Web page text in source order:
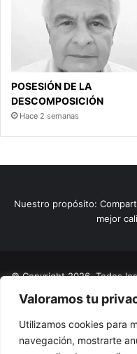
Valoramos tu
Utilizamos cookies para
navegación, mostrarte
POSESIÓN DE LA
DESCOMPOSICIÓN
Hace 2 semanas
Nuestro propósito:
mejor
© Copyright 2026, Todos
SAS
Home
Actualidad
El Tinteadero